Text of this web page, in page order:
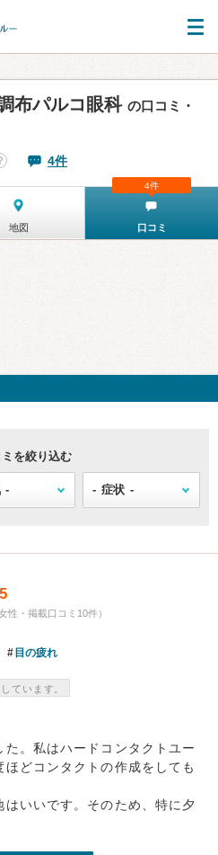
布パルコ眼科 の口コミ・
4件
地図 口コミ
4件
ミを絞り込む
性・掲載口コミ10件）
目の疲れ
ています。
。私はハードコンタクトユー
どコンタクトの作成をしても
いいです。そのため、特に夕